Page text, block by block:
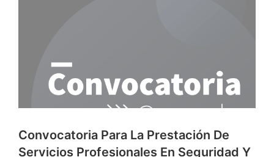
Convocatoria Para La Prestación De
Servicios Profesionales En Seguridad Y